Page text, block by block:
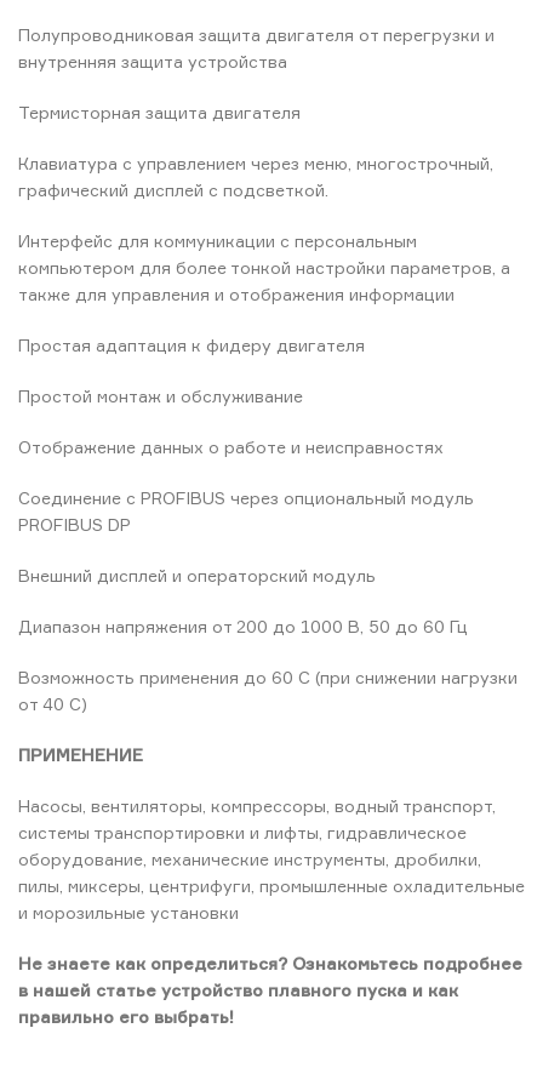
Полупроводниковая защита двигателя от перегрузки и
внутренняя защита устройства
Термисторная защита двигателя
Клавиатура с управлением через меню, многострочный,
графический дисплей с подсветкой.
Интерфейс для коммуникации с персональным
компьютером для более тонкой настройки параметров, а
также для управления и отображения информации
Простая адаптация к фидеру двигателя
Простой монтаж и обслуживание
Отображение данных о работе и неисправностях
Сoединение с PROFIBUS через опциональный модуль
PROFIBUS DP
Внешний дисплей и операторский модуль
Диапазон напряжения от 200 до 1000 В, 50 до 60 Гц
Возможность применения до 60 C (при снижении нагрузки
от 40 C)
ПРИМЕНЕНИЕ
Насосы, вентиляторы, компрессоры, водный транспорт,
системы транспортировки и лифты, гидравлическое
оборудование, механические инструменты, дробилки,
пилы, миксеры, центрифуги, промышленные охладительные
и морозильные установки
Не знаете как определиться? Ознакомьтесь подробнее
в нашей статье устройство плавного пуска и как
правильно его выбрать!